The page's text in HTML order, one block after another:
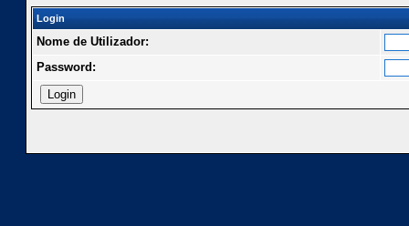
Login
Nome de Utilizador:
Password: